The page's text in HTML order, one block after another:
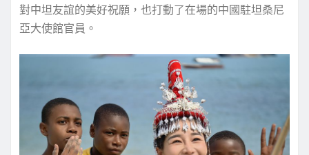
對中坦友誼的美好祝願，也打動了在場的中國駐坦桑尼
亞大使館官員。